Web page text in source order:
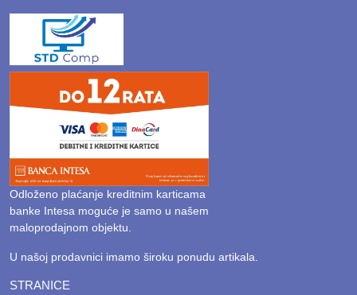
Odloženo plaćanje kreditnim karticama
banke Intesa moguće je samo u našem
maloprodajnom objektu.
U našoj prodavnici imamo široku ponudu artikala.
STRANICE